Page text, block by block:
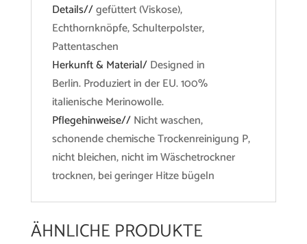
Details//gefüttert (Viskose),
Echthornknöpfe, Schulterpolster,
Pattentaschen
Herkunft & Material/Designed in
Berlin. Produziert in der EU. 100%
italienische Merinowolle.
Pflegehinweise//Nicht waschen,
schonende chemische Trockenreinigung P,
nicht bleichen, nicht im Wäschetrockner
trocknen, bei geringer Hitze bügeln
ÄHNLICHE PRODUKTE